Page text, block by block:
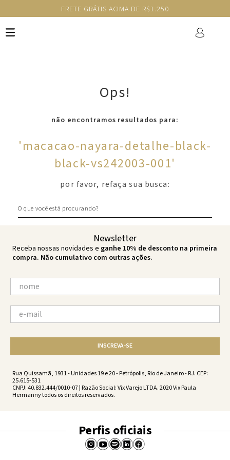
FRETE GRÁTIS ACIMA DE R$1.250
Ops!
não encontramos resultados para:
'macacao-nayara-detalhe-black-
black-vs242003-001'
por favor, refaça sua busca:
Newsletter
Receba nossas novidades e ganhe 10% de desconto na primeira
compra. Não cumulativo com outras ações.
INSCREVA-SE
Rua Quissamã, 1931 - Unidades 19 e 20 - Petrópolis, Rio de Janeiro - RJ. CEP:
25.615-531
CNPJ: 40.832.444/0010-07 | Razão Social: Vix Varejo LTDA. 2020 Vix Paula
Hermanny todos os direitos reservados.
Perfis oficiais